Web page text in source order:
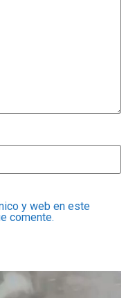
y web en este
comente.